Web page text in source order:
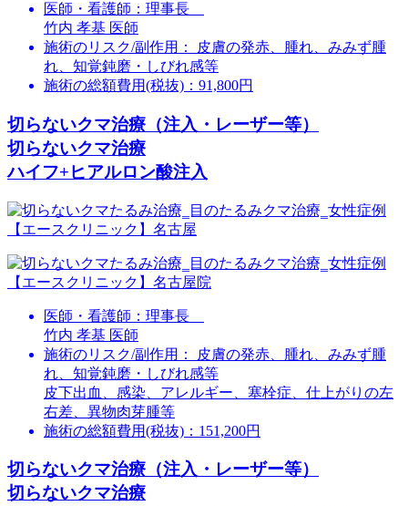
医師・看護師： 理事長
竹内 孝基 医師
施術のリスク/副作用：
皮膚の発赤、腫れ、みみず腫
れ、知覚鈍磨・しびれ感等
施術の総額費用(税抜)： 91,800円
切らないクマ治療（注入・レーザー等）
切らないクマ治療
ハイフ+ヒアルロン酸注入
医師・看護師： 理事長
竹内 孝基 医師
施術のリスク/副作用：
皮膚の発赤、腫れ、みみず腫
れ、知覚鈍磨・しびれ感等
皮下出血、感染、アレルギー、塞栓症、仕上がりの左
右差、異物肉芽腫等
施術の総額費用(税抜)： 151,200円
切らないクマ治療（注入・レーザー等）
切らないクマ治療